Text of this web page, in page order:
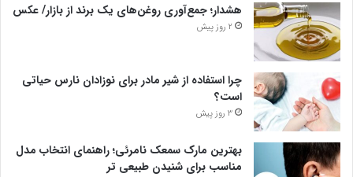
هشدار؛ جمع‌آوری روغن‌های یک برند از بازار/ عکس
2 روز پیش
چرا استفاده از شیر مادر برای نوزادان نارس حیاتی
است؟
3 روز پیش
بهترین مارک سمعک نامرئی؛ راهنمای انتخاب مدل
مناسب برای شنیدن طبیعی تر